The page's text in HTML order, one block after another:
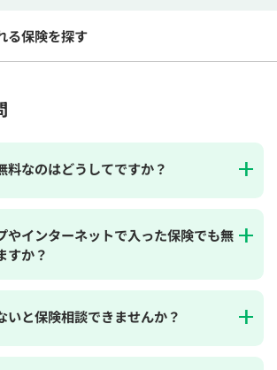
る保険を探す
料なのはどうしてですか？
やインターネットで入った保険でも無
すか？
いと保険相談できませんか？